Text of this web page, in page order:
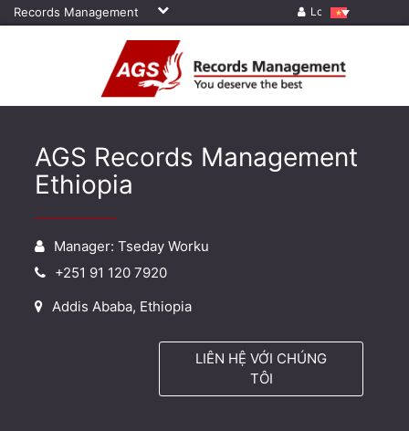
Records Management Log in
AGS Records Management
Ethiopia
Manager: Tseday Worku
+251 91 120 7920
Addis Ababa, Ethiopia
LIÊN HỆ VỚI CHÚNG
TÔI